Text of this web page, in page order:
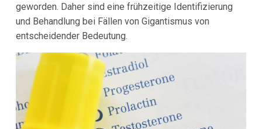
geworden. Daher sind eine frühzeitige Identifizierung
und Behandlung bei Fällen von Gigantismus von
entscheidender Bedeutung.